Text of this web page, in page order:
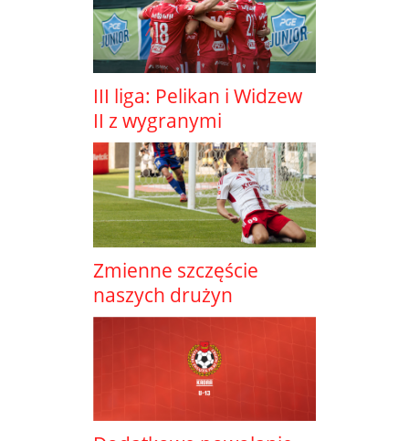
III liga: Pelikan i Widzew
II z wygranymi
Zmienne szczęście
naszych drużyn